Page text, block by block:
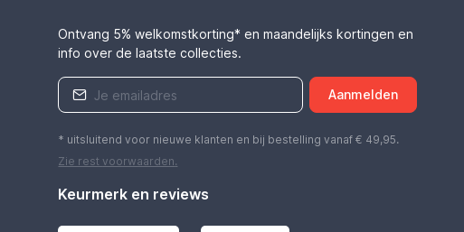
Ontvang 5% welkomstkorting* en maandelijks kortingen en
info over de laatste collecties.
Aanmelden
* uitsluitend voor nieuwe klanten en bij bestelling vanaf € 49,95.
Zie rest voorwaarden.
Keurmerk en reviews